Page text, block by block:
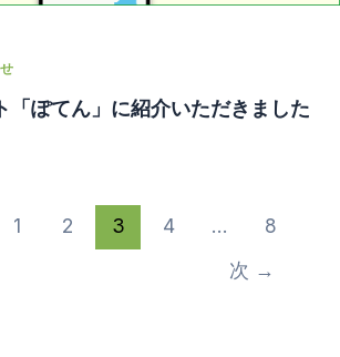
「ぽてん」に紹介いただきました
1 2 3 4 …
8
次 →